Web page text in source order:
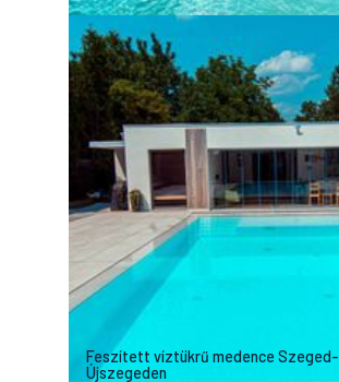
Feszített víztükrű medence Szeged-
Újszegeden